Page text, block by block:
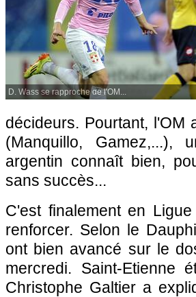
D. Wass se rapproche de l'OM...
décideurs. Pourtant, l'OM
(Manquillo, Gamez,...),
argentin connaît bien,
sans succès...
C'est finalement en
renforcer. Selon le
ont bien avancé sur le
mercredi. Saint-Etienne
Christophe Galtier a